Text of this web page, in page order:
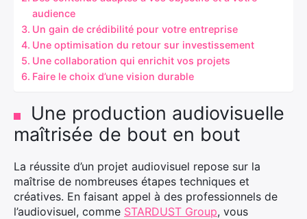
audience
Un gain de crédibilité pour votre entreprise
Une optimisation du retour sur investissement
Une collaboration qui enrichit vos projets
Faire le choix d’une vision durable
Une production audiovisuelle
maîtrisée de bout en bout
La réussite d’un projet audiovisuel repose sur la
maîtrise de nombreuses étapes techniques et
créatives. En faisant appel à des professionnels de
l’audiovisuel, comme STARDUST Group, vous